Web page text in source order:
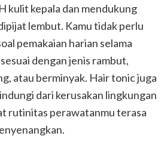
kulit kepala dan mendukung
lembut. Kamu tidak perlu
pemakaian harian selama
dengan jenis rambut,
atau berminyak. Hair tonic juga
dari kerusakan lingkungan
rutinitas perawatanmu terasa